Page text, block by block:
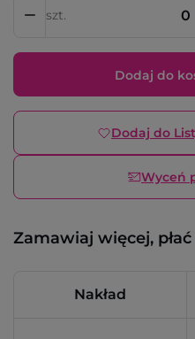
szt.
Dodaj do
Dodaj do
Wyceń
Zamawiaj więcej,
Nakład